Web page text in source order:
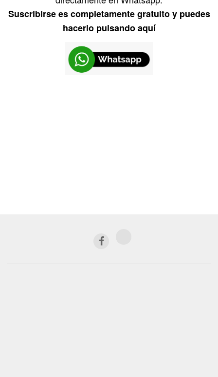
Suscribirse es completamente gratuito y puedes
hacerlo pulsando aquí